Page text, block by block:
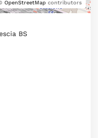
OpenStreetMap contributors
BS